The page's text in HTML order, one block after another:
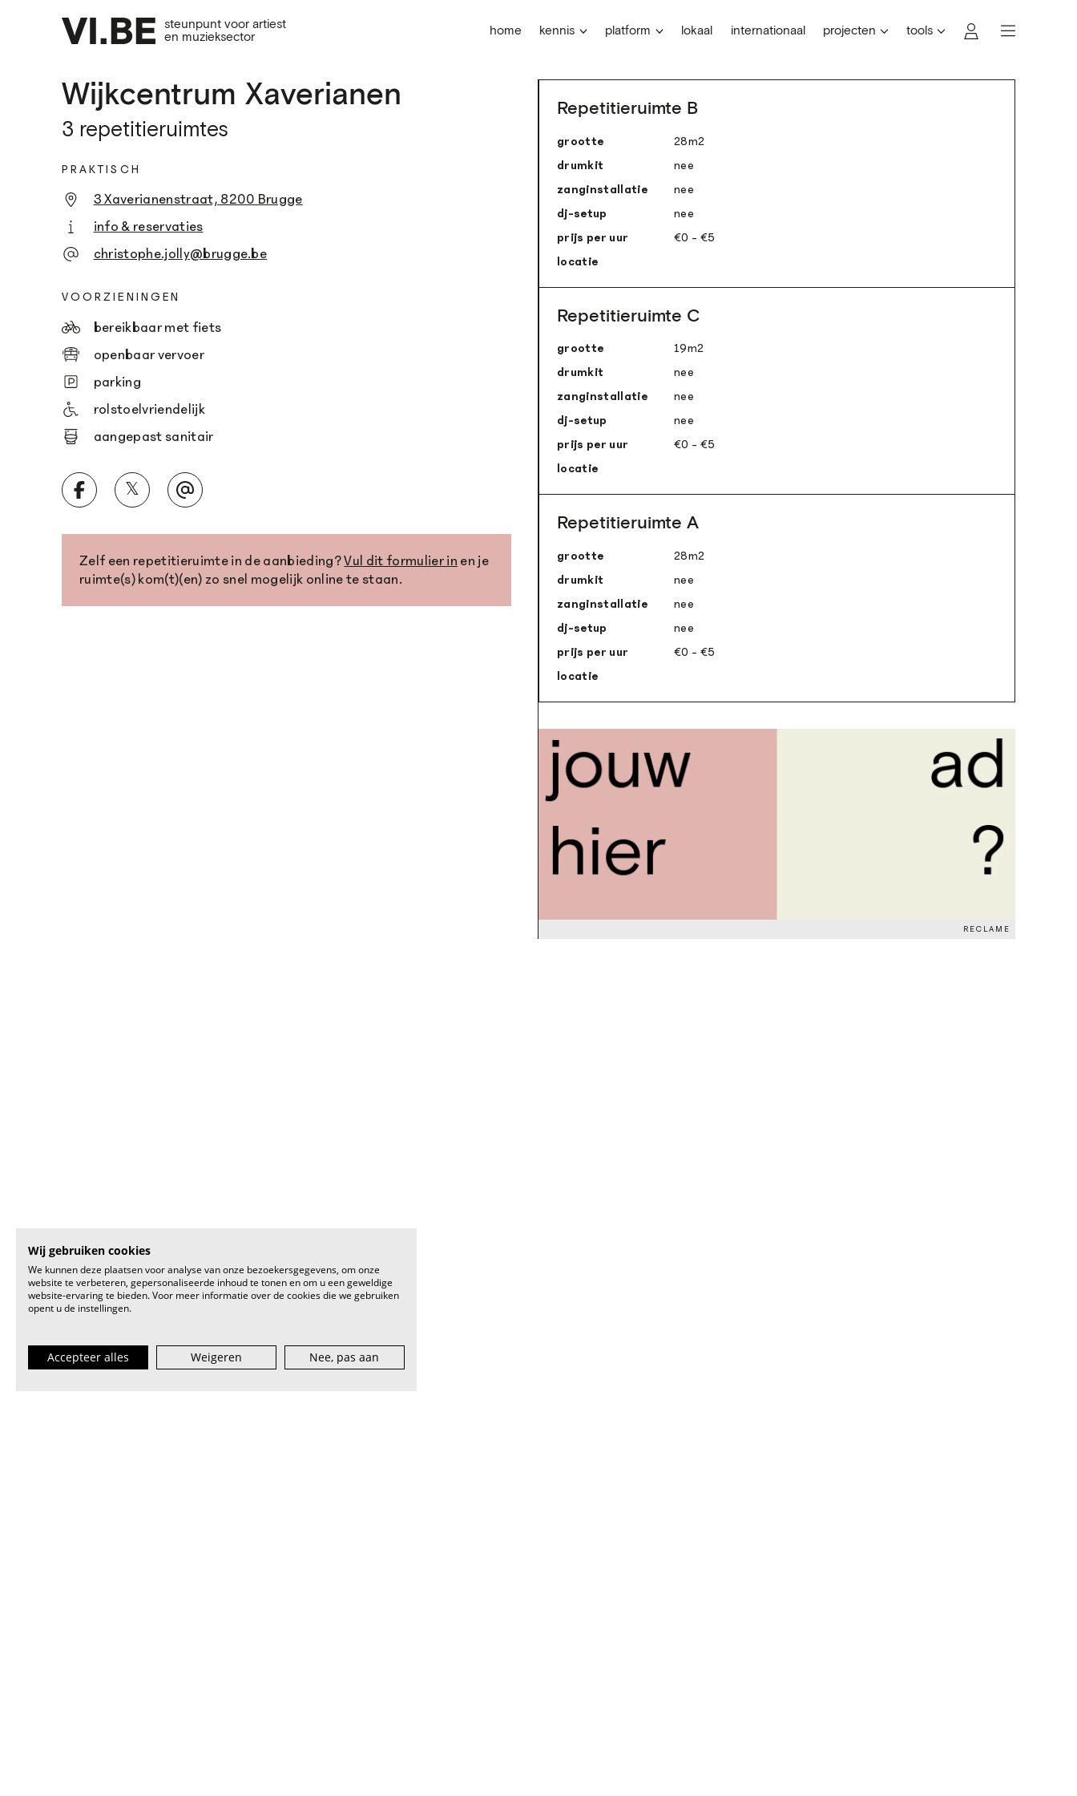
steunpunt voor artiest
en muzieksector
platform
home kennis lokaal internationaal projecten tools
Wijkcentrum Xaverianen
3 repetitieruimtes
PRAKTISCH
3 Xaverianenstraat, 8200 Brugge
info & reservaties
christophe.jolly@brugge.be
VOORZIENINGEN
bereikbaar met fiets
openbaar vervoer
parking
rolstoelvriendelijk
aangepast sanitair
𝕏
Zelf een repetitieruimte in de aanbieding?Vul dit formulier in en je
ruimte(s) kom(t)(en) zo snel mogelijk online te staan.
Repetitieruimte B
grootte 28m2
drumkit
nee
zanginstallatie
nee
dj-setup
nee
prijs per uur
€0 - €5
locatie
Repetitieruimte C
grootte 19m2
drumkit
nee
zanginstallatie
nee
dj-setup
nee
prijs per uur
€0 - €5
locatie
Repetitieruimte A
grootte 28m2
drumkit
nee
zanginstallatie
nee
dj-setup
nee
prijs per uur
€0 - €5
locatie
RECLAME
Wij gebruiken cookies
We kunnen deze plaatsen voor analyse van onze bezoekersgegevens, om onze
website te verbeteren, gepersonaliseerde inhoud te tonen en om u een geweldige
website-ervaring te bieden. Voor meer informatie over de cookies die we gebruiken
opent u de instellingen.
Accepteer alles Weigeren Nee, pas aan